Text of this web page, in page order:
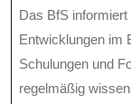
Das BfS
Entwicklungen im
Schulungen und
regelmäßig